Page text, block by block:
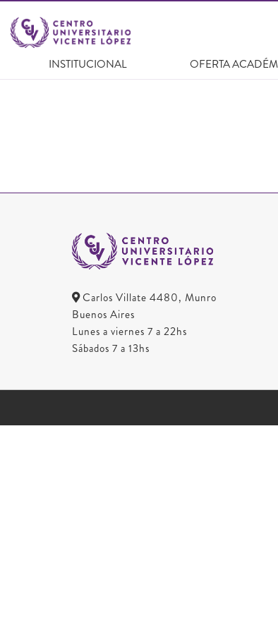
INSTITUCIONAL OFERTA
Carlos Villate 4480, Munro
Buenos Aires
Lunes a viernes 7 a 22hs
Sábados 7 a 13hs